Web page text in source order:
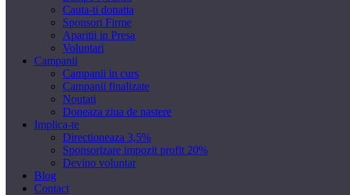
Cauta-ti donatia
Sponsori Firme
Aparitii in Presa
Voluntari
Campanii
Campanii in curs
Campanii finalizate
Noutati
Doneaza ziua de nastere
Implica-te
Directioneaza 3,5%
Sponsorizare impozit profit 20%
Devino voluntar
Blog
Contact